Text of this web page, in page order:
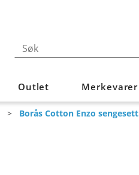
Outlet Merkevarer
> Borås Cotton Enzo sengesett